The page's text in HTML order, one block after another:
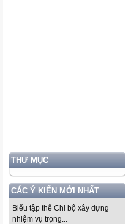
THƯ MỤC
CÁC Ý KIẾN MỚI NHẤT
Biểu tập thể Chi bộ xây dựng
nhiệm vụ trọng...